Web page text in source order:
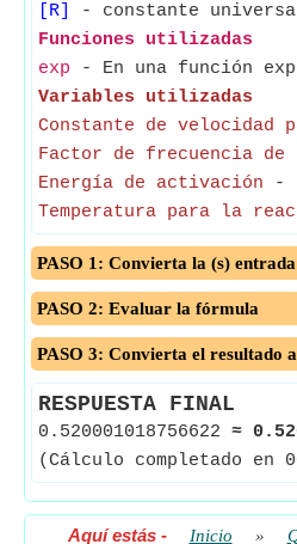
[R]
- constante universal
Funciones utilizadas
exp - En una función
Variables utilizadas
Constante de velocidad
Factor de frecuencia de
Energía de activación -
Temperatura para la
PASO 1: Convierta la (s)
PASO 2: Evaluar la fórmula
PASO 3: Convierta el resultado
RESPUESTA FINAL
0.520001018756622 ≈
(Cálculo completado en
Aquí estás- Inicio »